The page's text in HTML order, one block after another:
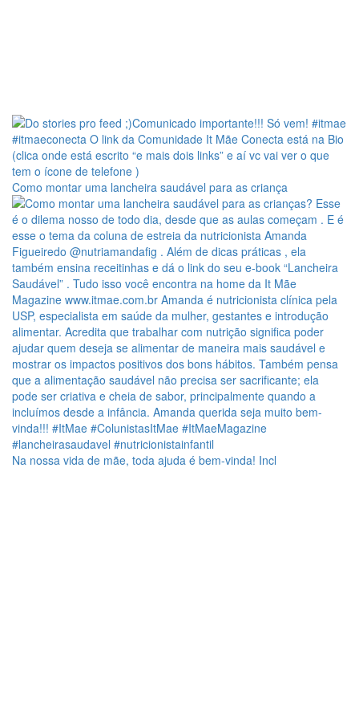
Como montar uma lancheira saudável para as criança
Na nossa vida de mãe, toda ajuda é bem-vinda! Incl